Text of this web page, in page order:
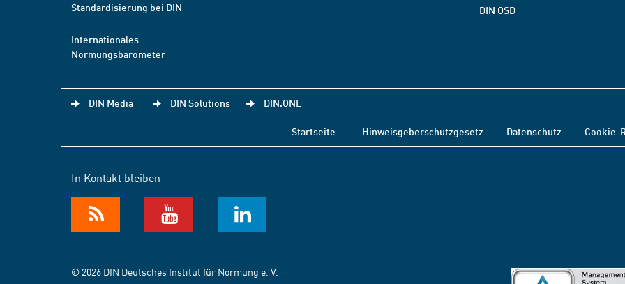
Standardisierung bei DIN
Internationales
Normungsbarometer
DIN OSD
DIN Media DIN Solutions DIN.ONE
Startseite Hinweisgeberschutzgesetz Datenschutz Cookie-
In Kontakt bleiben
© 2026 DIN Deutsches Institut für Normung e. V.